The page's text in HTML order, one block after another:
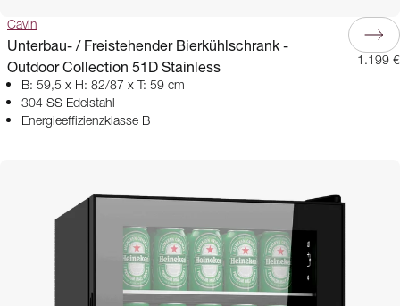
Cavin
Unterbau- / Freistehender Bierkühlschrank -
Outdoor Collection 51D Stainless
B: 59,5 x H: 82/87 x T: 59 cm
304 SS Edelstahl
Energieeffizienzklasse B
1.199 €